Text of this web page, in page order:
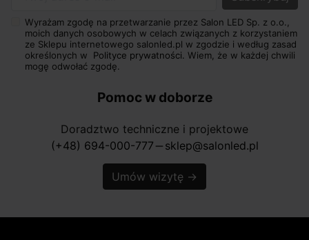
Wyrażam zgodę na przetwarzanie przez Salon LED Sp. z o.o.,
moich danych osobowych w celach związanych z korzystaniem
ze Sklepu internetowego salonled.pl w zgodzie i według zasad
określonych w Polityce prywatności. Wiem, że w każdej chwili
mogę odwołać zgodę.
Pomoc w doborze
Doradztwo techniczne i projektowe
(+48) 694-000-777 horizontal_rule sklep@salonled.pl
Umów wizytę →